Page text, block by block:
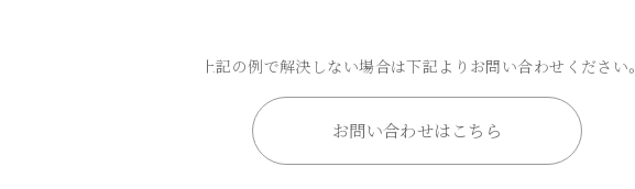
上記の例で解決しない場合は下記よりお問い合わせください。
お問い合わせはこちら